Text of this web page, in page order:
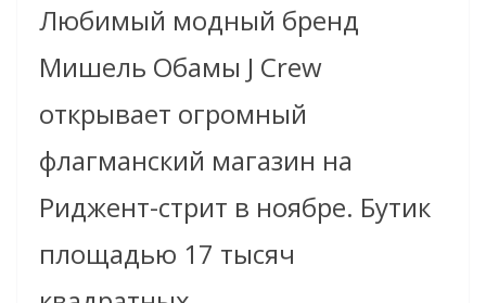
Любимый модный бренд
Мишель Обамы J Crew
открывает огромный
флагманский магазин на
Риджент-стрит в ноябре. Бутик
площадью 17 тысяч